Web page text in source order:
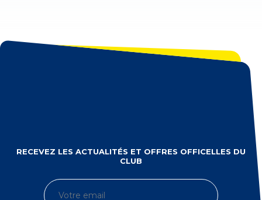
RECEVEZ LES ACTUALITÉS ET OFFRES OFFICELLES DU
CLUB